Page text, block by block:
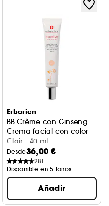
viaje
Erborian
BB Crème con Ginseng
Crema facial con color
Clair - 40 ml
Desde36,00 €
281
Disponible en 5 tonos
Añadir